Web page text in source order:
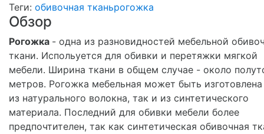
Теги: обивочная тканьрогожка
Обзор
Рогожка - одна из разновидностей мебельной
ткани. Испольуется для обивки и перетяжки мягкой
мебели. Ширина ткани в общем случае - около
метров. Рогожка мебельная может быть изготовлена
из натурального волокна, так и из синтетического
материала. Последний для обивки мебели более
предпочтителен, так как синтетическая обивочная